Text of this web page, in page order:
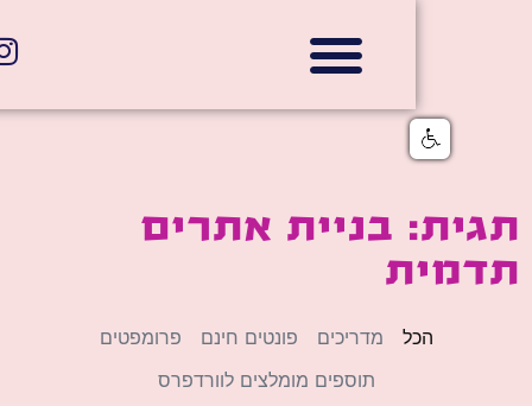
בניית אתרים
מדריכים פונטים חינם
פרומפטים
תוספים מומלצים לוורדפרס